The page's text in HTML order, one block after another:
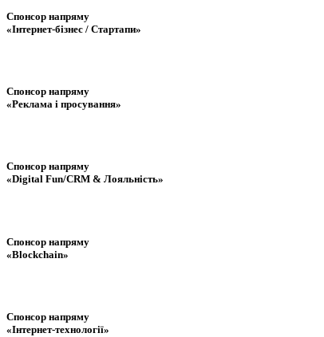
Спонсор напряму
«Інтернет-бізнес / Стартапи»
Спонсор напряму
«Реклама і просування»
Спонсор напряму
«Digital Fun/CRM & Лояльність»
Спонсор напряму
«Blockchain»
Спонсор напряму
«Інтернет-технології»